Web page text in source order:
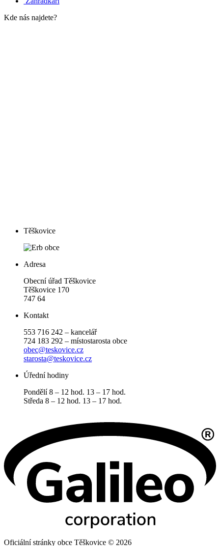
Kde nás najdete?
Těškovice
Adresa
Obecní úřad Těškovice
Těškovice 170
747 64
Kontakt
553 716 242 – kancelář
724 183 292 – místostarosta obce
obec@teskovice.cz
starosta@teskovice.cz
Úřední hodiny
Pondělí 8 – 12 hod. 13 – 17 hod.
Středa 8 – 12 hod. 13 – 17 hod.
Oficiální stránky obce Těškovice © 2026